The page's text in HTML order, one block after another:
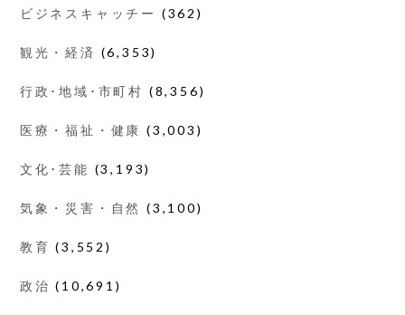
ビジネスキャッチー (362)
観光・経済 (6,353)
行政･地域･市町村 (8,356)
医療・福祉・健康 (3,003)
文化･芸能 (3,193)
気象・災害・自然 (3,100)
教育 (3,552)
政治 (10,691)